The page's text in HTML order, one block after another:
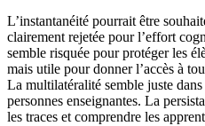
L’instantanéité pourrait être
clairement rejetée pour l’effort
semble risquée pour protéger les
mais utile pour donner l’accès à
La multilatéralité semble juste
personnes enseignantes. La
les traces et comprendre les